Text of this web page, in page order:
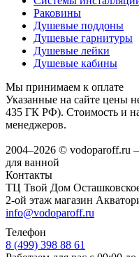
Раковины
Душевые поддоны
Душевые гарнитуры
Душевые лейки
Душевые кабины
Мы принимаем к оплате
Указанные на сайте цены
435 ГК РФ). Стоимость и
менеджеров.
2004–2026 © vodoparoff.ru
для ванной
Контакты
ТЦ Твой Дом
2-ой этаж магазин
info@vodoparoff.ru
Телефон
8 (499) 398 88 61